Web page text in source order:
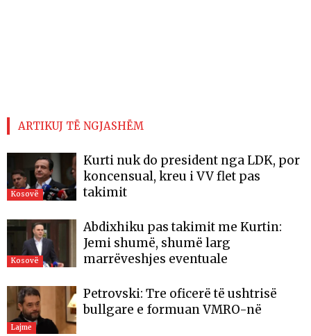
ARTIKUJ TË NGJASHËM
Kosovë
Kurti nuk do president nga LDK, por
koncensual, kreu i VV flet pas
takimit
Kosovë
Abdixhiku pas takimit me Kurtin:
Jemi shumë, shumë larg
marrëveshjes eventuale
Lajme
Petrovski: Tre oficerë të ushtrisë
bullgare e formuan VMRO-në